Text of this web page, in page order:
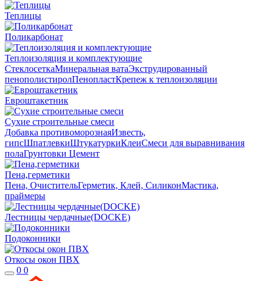
Теплицы
Поликарбонат
Теплоизоляция и комплектующие
СтеклосеткаМинеральная ватаЭкструдированный
пенополистиролПенопластКрепеж к теплоизоляции
Евроштакетник
Сухие строительные смеси
Добавка противоморознаяИзвесть,
гипсШпатлевкиШтукатуркиКлеиСмеси для выравнивания
полаГрунтовки Цемент
Пена,герметики
Пена, ОчистительГерметик, Клей, СиликонМастика,
праймеры
Лестницы чердачные(DOCKE)
Подоконники
Откосы окон ПВХ
0 0